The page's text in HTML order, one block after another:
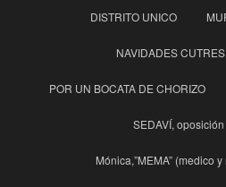
DISTRITO UNICO
NAVIDADES
POR UN BOCATA DE CHORIZO
SEDAVÍ,
Mónica,”MEMA” (medico